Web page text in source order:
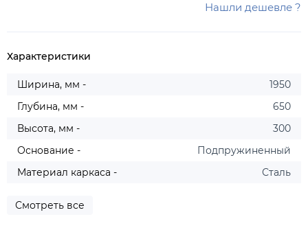
Нашли дешевле ?
Характеристики
Ширина, мм -
1950
Глубина, мм -
650
Высота, мм -
300
Основание -
Подпружиненный
Материал каркаса -
Сталь
Смотреть все